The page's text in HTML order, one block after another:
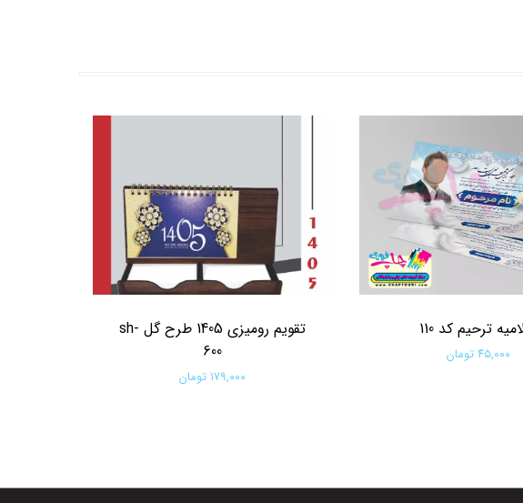
ترحیم کد 110
۴۵,۰۰۰ تومان
تقویم رومیزی 1405 طرح گل sh-
600
۱۷۹,۰۰۰ تومان